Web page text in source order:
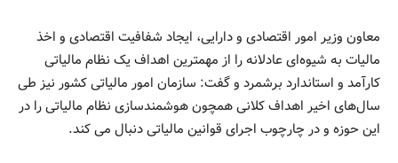
معاون وزیر امور اقتصادی و دارایی، ایجاد شفافیت اقتصادی و اخذ
مالیات به شیوه‌ای عادلانه را از مهمترین اهداف یک نظام مالیاتی
کارآمد و استاندارد برشمرد و گفت: سازمان امور مالیاتی کشور نیز طی
سال‌های اخیر اهداف کلانی همچون هوشمندسازی نظام مالیاتی را در
این حوزه و در چارچوب اجرای قوانین مالیاتی دنبال می کند.